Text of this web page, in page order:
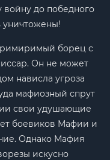
войну до победного
уничтожены!
борец с
Он не может
нависла угроза
мафиозный спрут
свои удушающие
боевиков Мафии и
Однако Мафия
искусно